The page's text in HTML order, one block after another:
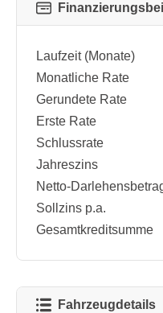
Laufzeit (Monate)
Monatliche Rate
Gerundete Rate
Erste Rate
Schlussrate
Jahreszins
Netto-
Sollzins p.a.
Gesamtkreditsumme
Fahrzeugdetails